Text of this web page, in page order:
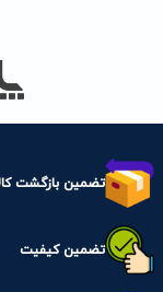
تضمین بازگشت
تضمین کیفیت